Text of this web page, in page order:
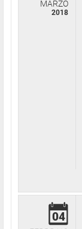
MARZO
2018
04